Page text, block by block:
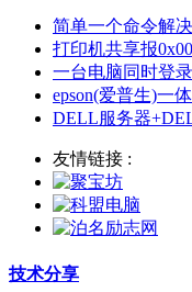
简单一个命令解
打印机共享报
一台电脑同时登
epson(爱普生)一
DELL服务器
友情链接 :
技术分享